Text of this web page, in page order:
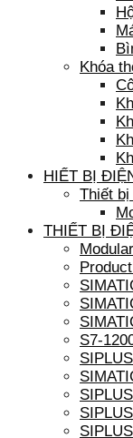
Khóa
HIẾT BỊ
Thiết
THIẾT BỊ
S7-
SIPLUS